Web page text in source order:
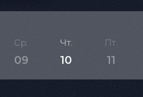
Ср.
09
Чт.
10
Пт.
11